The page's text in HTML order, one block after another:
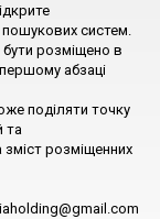
систем.
розміщено в
абзаці
поділяти точку
та
зміст розміщенних